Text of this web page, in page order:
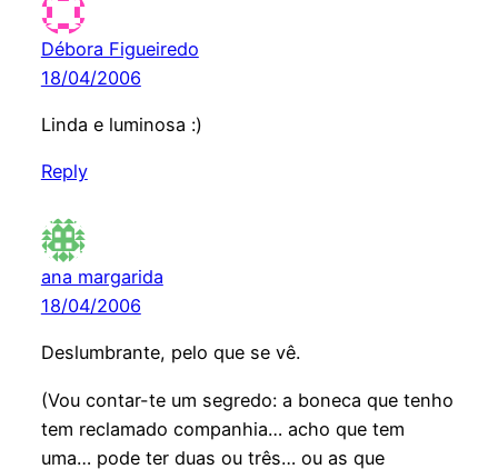
Débora Figueiredo
18/04/2006
Linda e luminosa :)
Reply
ana margarida
18/04/2006
Deslumbrante, pelo que se vê.
(Vou contar-te um segredo: a boneca que tenho
tem reclamado companhia… acho que tem
uma… pode ter duas ou três… ou as que